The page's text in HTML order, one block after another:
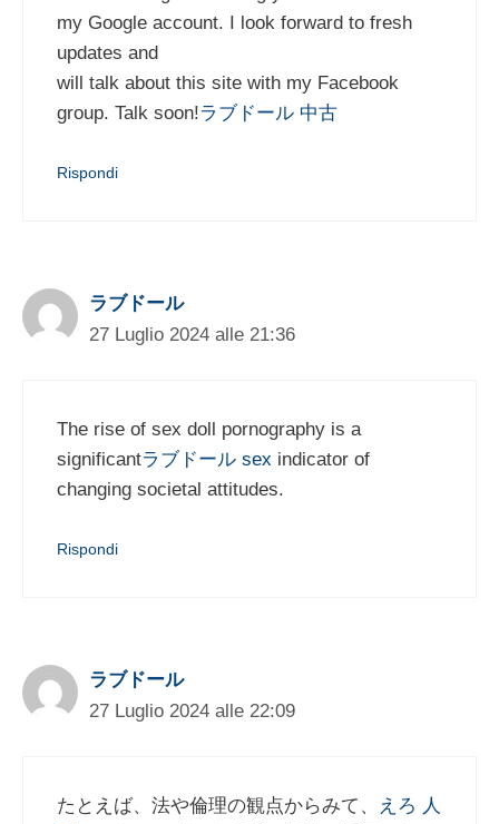
my Google account. I look forward to fresh
updates and
will talk about this site with my Facebook
group. Talk soon!ラブドール 中古
Rispondi
ラブドール
27 Luglio 2024 alle 21:36
The rise of sex doll pornography is a
significantラブドール sex indicator of
changing societal attitudes.
Rispondi
ラブドール
27 Luglio 2024 alle 22:09
たとえば、法や倫理の観点からみて、
えろ 人